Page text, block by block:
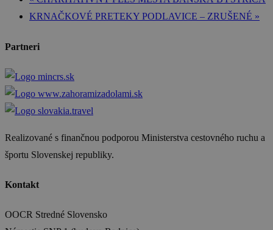
KRNAČKOVÉ PRETEKY PODLAVICE – ZRUŠENÉ »
Partneri
Realizované s finančnou podporou Ministerstva cestovného ruchu a
športu Slovenskej republiky.
Kontakt
OOCR Stredné Slovensko